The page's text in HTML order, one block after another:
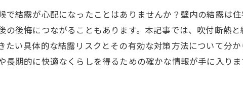
結露が心配になったことはありませんか？壁内の結露は
後悔につながることもあります。本記事では、吹付断熱
い具体的な結露リスクとその有効な対策方法について分
期的に快適なくらしを得るための確かな情報が手に入りま